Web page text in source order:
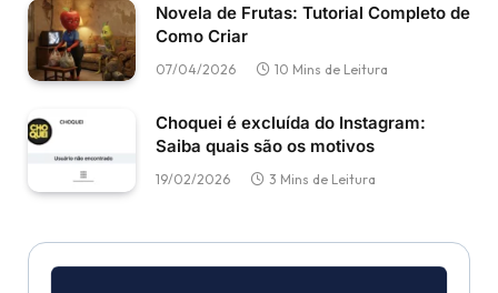
Novela de Frutas: Tutorial Completo de
Como Criar
07/04/2026 10 Mins de Leitura
Choquei é excluída do Instagram:
Saiba quais são os motivos
19/02/2026 3 Mins de Leitura